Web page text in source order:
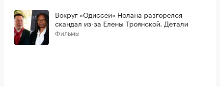
Вокруг «Одиссеи» Нолана разгорелся
скандал из-за Елены Троянской. Детали
Фильмы